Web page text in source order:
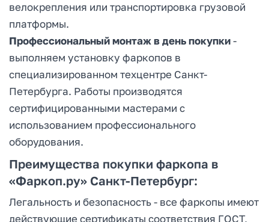
велокрепления или транспортировка грузовой
платформы.
Профессиональный монтаж в день покупки-
выполняем установку фаркопов в
специализированном техцентре Санкт-
Петербурга. Работы производятся
сертифицированными мастерами с
использованием профессионального
оборудования.
Преимущества покупки фаркопа в
«Фаркоп.ру» Санкт-Петербург:
Легальность и безопасность - все фаркопы имеют
действующие сертификаты соответствия ГОСТ,